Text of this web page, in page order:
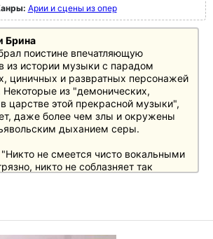
Арии и сцены из опер
Брина
поистине впечатляющую
из истории музыки с парадом
циничных и развратных персонажей
из "демонических,
царстве этой прекрасной музыки",
даже более чем злы и окружены
дыханием серы.
"Никто не смеется чисто вокальными
никто не соблазняет так
ужаса и в то же время так
вокальном канате между жанрами